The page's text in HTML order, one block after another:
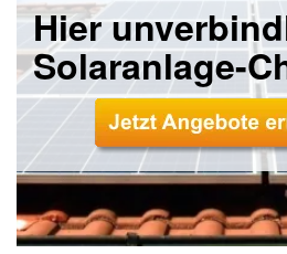
Hier
Solaranlage-